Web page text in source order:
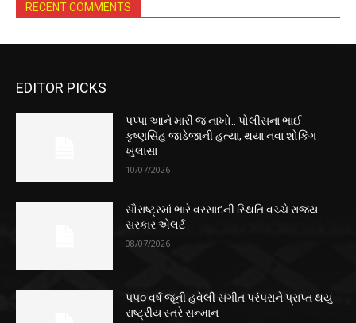
RECENT COMMENTS
EDITOR PICKS
પપ્પા આને મારી જ નાખો.. પોલીસના ભાઈ
કૃષ્ણસિંહ જાડેજાની હત્યા, થયા નવા શોકિંગ
ખુલાસા
10/07/2026
સૌરાષ્ટ્રમાં ભારે વરસાદની સ્થિતિ વચ્ચે રાજ્ય
સરકાર એલર્ટ
08/07/2026
૫૫૦ વર્ષ જૂની હવેલી સંગીત પરંપરાને પ્રાપ્ત થયું
રાષ્ટ્રીય સ્તરે સન્માન